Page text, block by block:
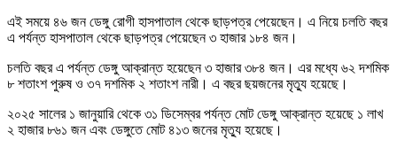
এই সময়ে ৪৬ জন ডেঙ্গু রোগী হাসপাতাল থেকে ছাড়পত্র পেয়েছেন। এ নিয়ে চলতি বছর
এ পর্যন্ত হাসপাতাল থেকে ছাড়পত্র পেয়েছেন ৩ হাজার ১৮৪ জন।
চলতি বছর এ পর্যন্ত ডেঙ্গু আক্রান্ত হয়েছেন ৩ হাজার ৩৮৪ জন। এর মধ্যে ৬২ দশমিক
৮ শতাংশ পুরুষ ও ৩৭ দশমিক ২ শতাংশ নারী। এ বছর ছয়জনের মৃত্যু হয়েছে।
২০২৫ সালের ১ জানুয়ারি থেকে ৩১ ডিসেম্বর পর্যন্ত মোট ডেঙ্গু আক্রান্ত হয়েছে ১ লাখ
২ হাজার ৮৬১ জন এবং ডেঙ্গুতে মোট ৪১৩ জনের মৃত্যু হয়েছে।